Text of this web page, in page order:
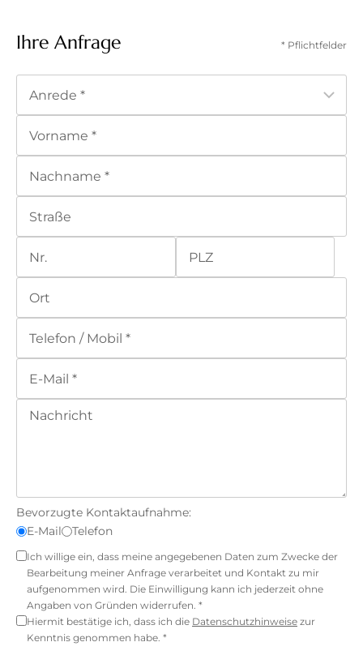
Ihre Anfrage * Pflichtfelder
Bevorzugte Kontaktaufnahme:
E-Mail
Telefon
Ich willige ein, dass meine angegebenen Daten zum Zwecke der
Bearbeitung meiner Anfrage verarbeitet und Kontakt zu mir
aufgenommen wird. Die Einwilligung kann ich jederzeit ohne
Angaben von Gründen widerrufen. *
Hiermit bestätige ich, dass ich die Datenschutzhinweise zur
Kenntnis genommen habe. *